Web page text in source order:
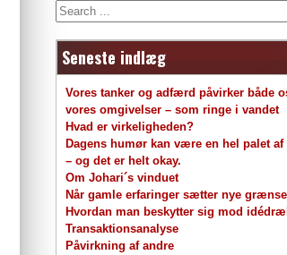
Search
Seneste indlæg
Vores tanker og adfærd påvirker både
vores omgivelser – som ringe i vandet
Hvad er virkeligheden?
Dagens humør kan være en hel palet
– og det er helt okay.
Om Johari´s vinduet
Når gamle erfaringer sætter nye
Hvordan man beskytter sig mod
Transaktionsanalyse
Påvirkning af andre